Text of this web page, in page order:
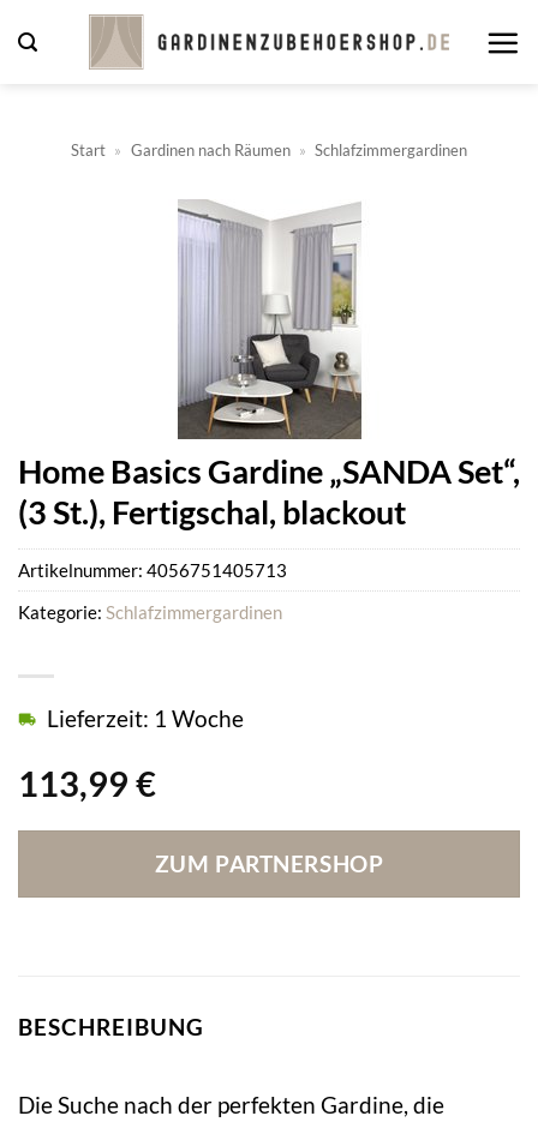
Inhalt
Start » Gardinen nach Räumen » Schlafzimmergardinen
Home Basics Gardine „SANDA Set“,
(3 St.), Fertigschal, blackout
113,99 €
Lieferzeit: 1 Woche
ZUM PARTNERSHOP
Artikelnummer: 4056751405713
Kategorie: Schlafzimmergardinen
BESCHREIBUNG
Die Suche nach der perfekten Gardine, die